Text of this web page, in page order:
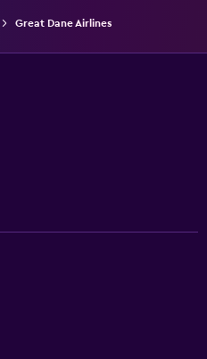
Great Dane Airlines